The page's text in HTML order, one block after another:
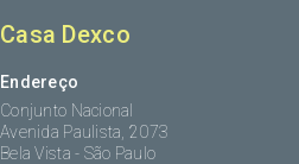
Casa Dexco
Endereço
Conjunto Nacional
Avenida Paulista, 2073
Bela Vista - São Paulo